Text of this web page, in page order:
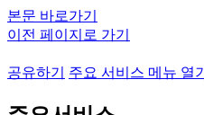
본문 바로가기
이전 페이지로 가기
공유하기 주요 서비스 메뉴 열기